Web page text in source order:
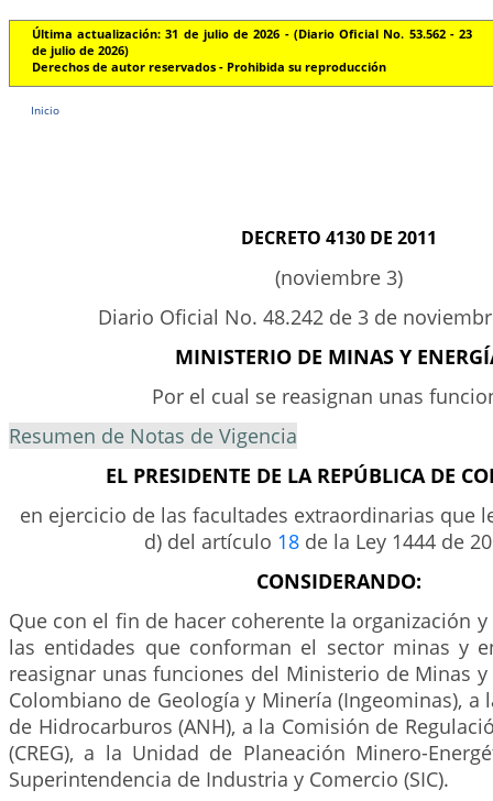
Última actualización: 31 de julio de 2026 - (Diario Oficial No. 53.562 - 23
de julio de 2026)
Derechos de autor reservados - Prohibida su reproducción
Inicio
DECRETO 4130 DE 2011
(noviembre 3)
Diario Oficial No. 48.242 de 3 de
MINISTERIO DE MINAS Y
Por el cual se reasignan unas
Resumen de Notas de Vigencia
EL PRESIDENTE DE LA REPÚBLICA DE
en ejercicio de las facultades extraordinarias que
d) del artículo 18 de la Ley 1444 de
CONSIDERANDO:
Que con el fin de hacer coherente la organización
las entidades que conforman el sector minas y
reasignar unas funciones del Ministerio de Minas
Colombiano de Geología y Minería (Ingeominas), a
de Hidrocarburos (ANH), a la Comisión de
(CREG), a la Unidad de Planeación Minero-
Superintendencia de Industria y Comercio (SIC).